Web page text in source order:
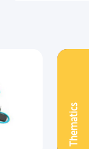
Thematics